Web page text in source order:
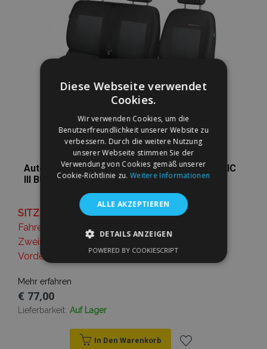
Autositzbezüge Elegance für RENAULT TRAFIC
III BUS 2+1 (2014-) 650-P3-R
SITZPLÄTZE:
Fahrersitz einteiliger
Zweisitzer - Rückenlehne und Sitz sind Ganze
Vordere Armlehne - Fahrerseite.
Mehr erfahren
€ 77,00
Lieferbarkeit: Auf Lager
In Den Warenkorb
Diese Webseite verwendet
Cookies.
Wir verwenden Cookies, um die
Benutzerfreundlichkeit unserer Website zu
verbessern. Durch die weitere Nutzung
unserer Webseite stimmen Sie der
Verwendung von Cookies gemäß unserer
Cookie-Richtlinie zu.Weitere Informationen
ALLE AKZEPTIEREN
DETAILS ANZEIGEN
FUNKTIONALITÄT
POWERED BY COOKIESCRIPT